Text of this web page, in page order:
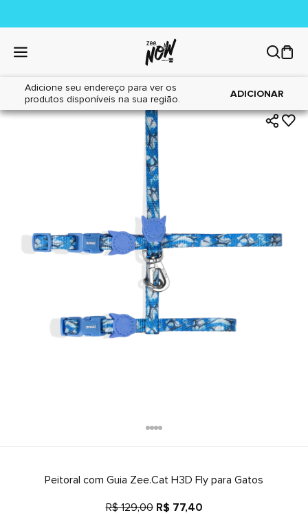
Adicione seu endereço para ver os
produtos disponíveis na sua região.
ADICIONAR
Home|Gatos|Acessórios
Peitoral com Guia Zee.Cat H3D Fly para Gatos
R$ 129,00 R$ 77,40